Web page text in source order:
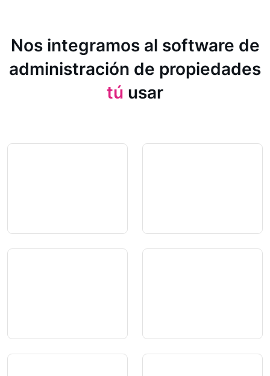
Nos integramos al software de
administración de propiedades
tú usar